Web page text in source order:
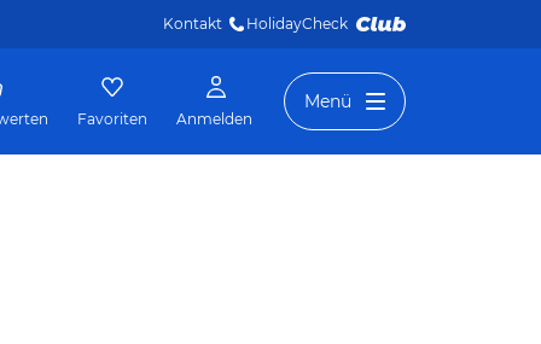
Kontakt HolidayCheck
Favoriten Anmelden
Menü